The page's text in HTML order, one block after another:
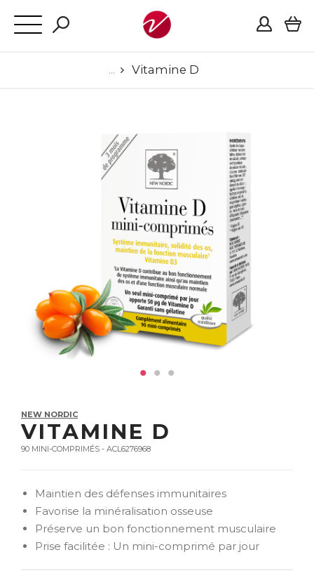
Vitamine D
NEW NORDIC
VITAMINE D
90 MINI-COMPRIMÉS - ACL6276968
Maintien des défenses immunitaires
Favorise la minéralisation osseuse
Préserve un bon fonctionnement musculaire
Prise facilitée : Un mini-comprimé par jour